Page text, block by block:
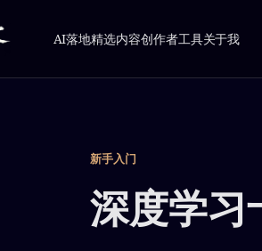
AI落地精选内容创作者工具关于我
新手入门
深度学习